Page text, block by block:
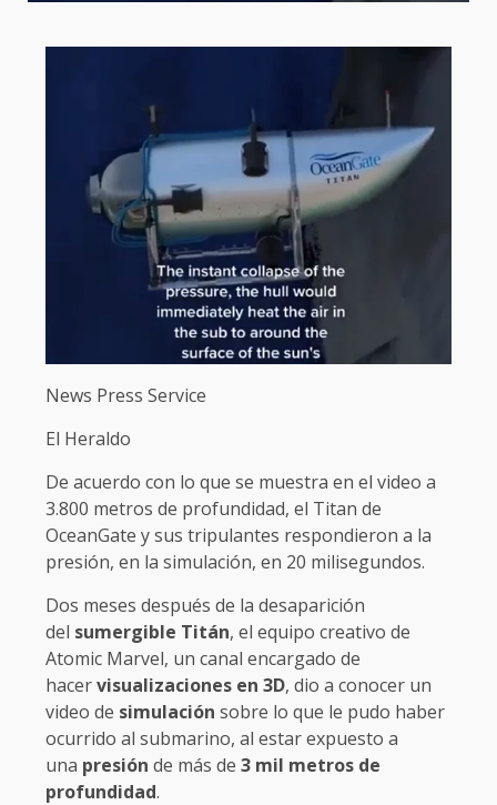
News Press Service
El Heraldo
De acuerdo con lo que se muestra en el video a
3.800 metros de profundidad, el Titan de
OceanGate y sus tripulantes respondieron a la
presión, en la simulación, en 20 milisegundos.
Dos meses después de la desaparición
del sumergible Titán, el equipo creativo de
Atomic Marvel, un canal encargado de
hacervisualizaciones en 3D, dio a conocer un
video de simulación sobre lo que le pudo haber
ocurrido al submarino, al estar expuesto a
una presión de más de 3 mil metros de
profundidad.